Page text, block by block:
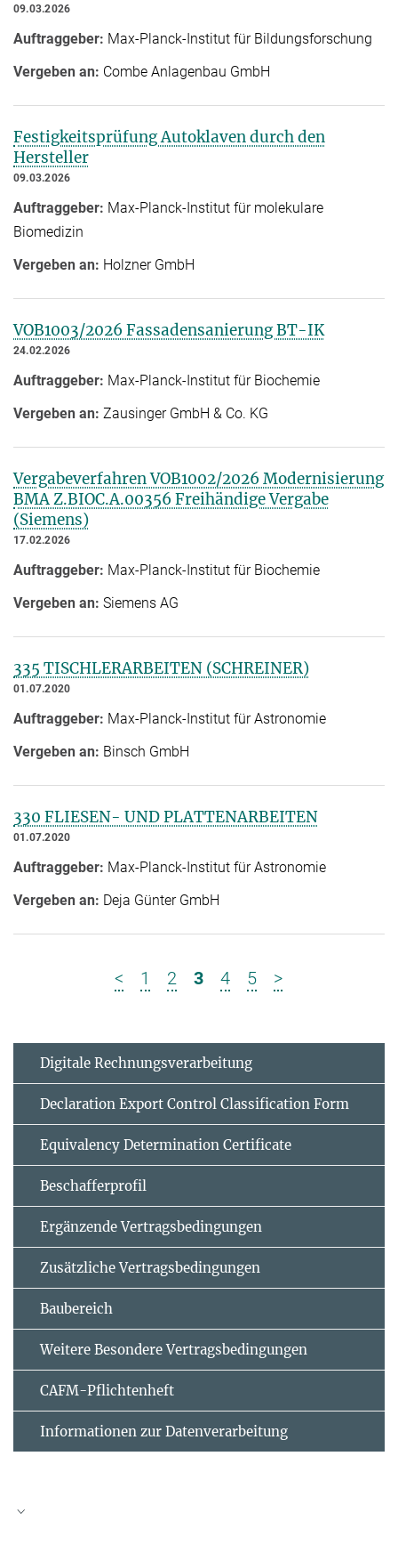
09.03.2026
Auftraggeber: Max-Planck-Institut für Bildungsforschung
Vergeben an: Combe Anlagenbau GmbH
Festigkeitsprüfung Autoklaven durch den
Hersteller
09.03.2026
Auftraggeber: Max-Planck-Institut für molekulare
Biomedizin
Vergeben an: Holzner GmbH
VOB1003/2026 Fassadensanierung BT-IK
24.02.2026
Auftraggeber: Max-Planck-Institut für Biochemie
Vergeben an: Zausinger GmbH & Co. KG
Vergabeverfahren VOB1002/2026 Modernisierung
BMA Z.BIOC.A.00356 Freihändige Vergabe
(Siemens)
17.02.2026
Auftraggeber: Max-Planck-Institut für Biochemie
Vergeben an: Siemens AG
335 TISCHLERARBEITEN (SCHREINER)
01.07.2020
Auftraggeber: Max-Planck-Institut für Astronomie
Vergeben an: Binsch GmbH
330 FLIESEN- UND PLATTENARBEITEN
01.07.2020
Auftraggeber: Max-Planck-Institut für Astronomie
Vergeben an: Deja Günter GmbH
< 1 2 3 4 5 >
Digitale Rechnungsverarbeitung
Declaration Export Control Classification Form
Equivalency Determination Certificate
Beschafferprofil
Ergänzende Vertrags­bedingungen
Zusätzliche Vertrags­bedingungen
Baubereich
Weitere Besondere Vertragsbedingungen
CAFM-Pflichtenheft
Informationen zur Datenverarbeitung